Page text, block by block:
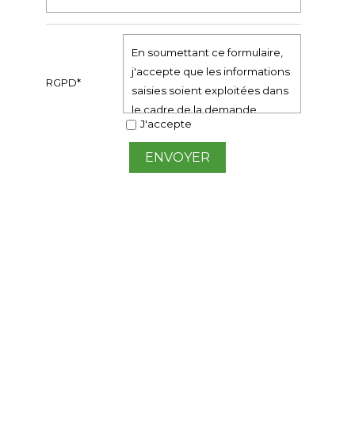
RGPD*
En soumettant ce formulaire,
j'accepte que les informations
saisies soient exploitées dans
le cadre de la demande
formulée et de la relation
J'accepte